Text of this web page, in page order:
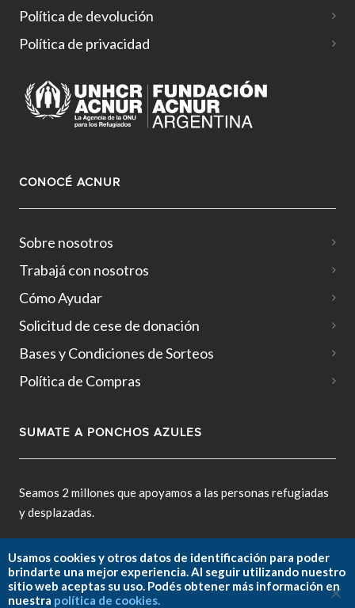
Política de devolución
Política de privacidad
CONOCÉ ACNUR
Sobre nosotros
Trabajá con nosotros
Cómo Ayudar
Solicitud de cese de donación
Bases y Condiciones de Sorteos
Política de Compras
SUMATE A PONCHOS AZULES
Seamos 2 millones que apoyamos a las personas refugiadas
y desplazadas.
Fundación ACNUR Argentina.
Usamos cookies y otros datos de identificación para poder
brindarte una mejor experiencia. Al seguir utilizando nuestro
sitio web aceptas su uso. Podés obtener más información en
nuestra política de cookies.